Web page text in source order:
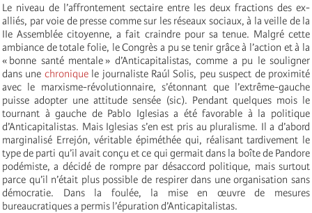
Le niveau de l’affrontement sectaire entre les deux fractions des ex-
alliés, par voie de presse comme sur les réseaux sociaux, à la veille de la
IIe Assemblée citoyenne, a fait craindre pour sa tenue. Malgré cette
ambiance de totale folie, le Congrès a pu se tenir grâce à l’action et à la
« bonne santé mentale » d’Anticapitalistas, comme a pu le souligner
dans une chroniquele journaliste Raúl Solis, peu suspect de proximité
avec le marxisme-révolutionnaire, s’étonnant que l’extrême-gauche
puisse adopter une attitude sensée (sic). Pendant quelques mois le
tournant à gauche de Pablo Iglesias a été favorable à la politique
d’Anticapitalistas. Mais Iglesias s’en est pris au pluralisme. Il a d’abord
marginalisé Errejón, véritable épiméthée qui, réalisant tardivement le
type de parti qu’il avait conçu et ce qui germait dans la boîte de Pandore
podémiste, a décidé de rompre par désaccord politique, mais surtout
parce qu’il n’était plus possible de respirer dans une organisation sans
démocratie. Dans la foulée, la mise en œuvre de mesures
bureaucratiques a permis l’épuration d’Anticapitalistas.